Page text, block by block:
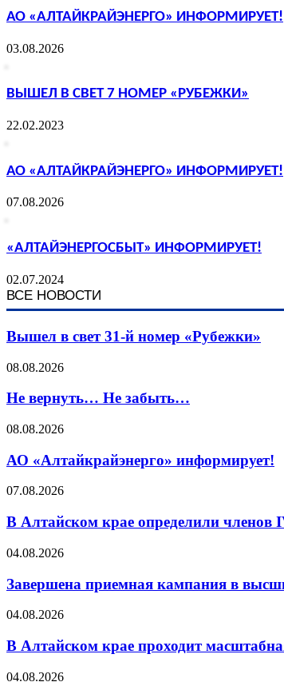
АО «АЛТАЙКРАЙЭНЕРГО» ИНФОРМИРУЕТ!
03.08.2026
ВЫШЕЛ В СВЕТ 7 НОМЕР «РУБЕЖКИ»
22.02.2023
АО «АЛТАЙКРАЙЭНЕРГО» ИНФОРМИРУЕТ!
07.08.2026
«АЛТАЙЭНЕРГОСБЫТ» ИНФОРМИРУЕТ!
02.07.2024
ВСЕ НОВОСТИ
Вышел в свет 31-й номер «Рубежки»
08.08.2026
Не вернуть… Не забыть…
08.08.2026
АО «Алтайкрайэнерго» информирует!
07.08.2026
В Алтайском крае определили членов
04.08.2026
Завершена приемная кампания в
04.08.2026
В Алтайском крае проходит
04.08.2026